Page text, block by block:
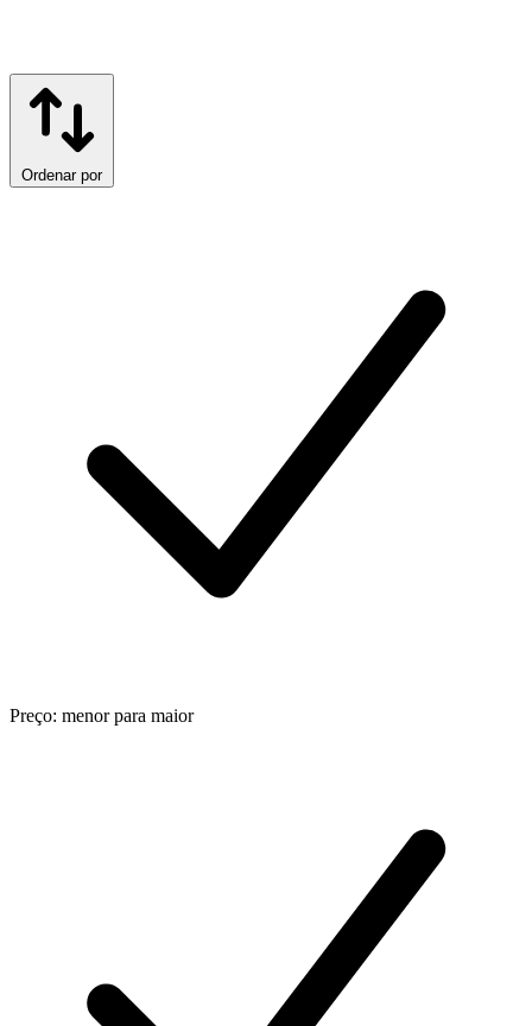
Ordenar por
Preço: menor para maior